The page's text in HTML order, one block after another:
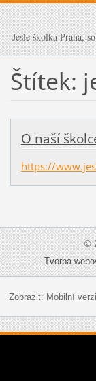
Jesle školka Praha,
Štítek:
O naší
https://
©
Tvorba
Zobrazit: Mobilní verzi